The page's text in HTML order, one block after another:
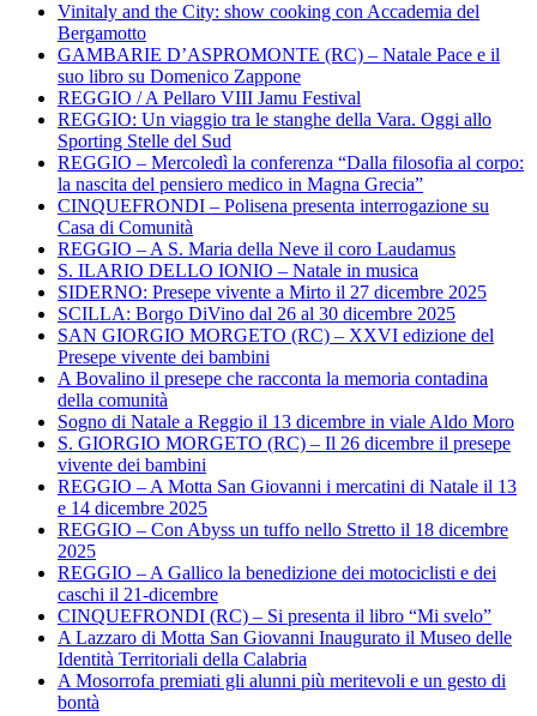
Vinitaly and the City: show cooking con Accademia del
Bergamotto
GAMBARIE D’ASPROMONTE (RC) – Natale Pace e il
suo libro su Domenico Zappone
REGGIO / A Pellaro VIII Jamu Festival
REGGIO: Un viaggio tra le stanghe della Vara. Oggi allo
Sporting Stelle del Sud
REGGIO – Mercoledì la conferenza “Dalla filosofia al corpo:
la nascita del pensiero medico in Magna Grecia”
CINQUEFRONDI – Polisena presenta interrogazione su
Casa di Comunità
REGGIO – A S. Maria della Neve il coro Laudamus
S. ILARIO DELLO IONIO – Natale in musica
SIDERNO: Presepe vivente a Mirto il 27 dicembre 2025
SCILLA: Borgo DiVino dal 26 al 30 dicembre 2025
SAN GIORGIO MORGETO (RC) – XXVI edizione del
Presepe vivente dei bambini
A Bovalino il presepe che racconta la memoria contadina
della comunità
Sogno di Natale a Reggio il 13 dicembre in viale Aldo Moro
S. GIORGIO MORGETO (RC) – Il 26 dicembre il presepe
vivente dei bambini
REGGIO – A Motta San Giovanni i mercatini di Natale il 13
e 14 dicembre 2025
REGGIO – Con Abyss un tuffo nello Stretto il 18 dicembre
2025
REGGIO – A Gallico la benedizione dei motociclisti e dei
caschi il 21-dicembre
CINQUEFRONDI (RC) – Si presenta il libro “Mi svelo”
A Lazzaro di Motta San Giovanni Inaugurato il Museo delle
Identità Territoriali della Calabria
A Mosorrofa premiati gli alunni più meritevoli e un gesto di
bontà